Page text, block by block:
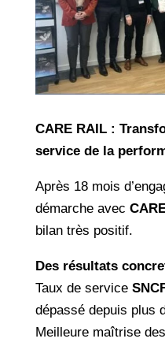
CARE RAIL :
service de la
Après 18 mois
démarche avec
bilan très positif.
Des résultats
Taux de service
dépassé depuis plus
Meilleure maîtrise des